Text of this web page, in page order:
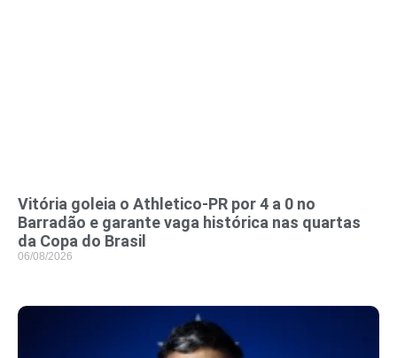
Vitória goleia o Athletico-PR por 4 a 0 no
Barradão e garante vaga histórica nas quartas
da Copa do Brasil
06/08/2026